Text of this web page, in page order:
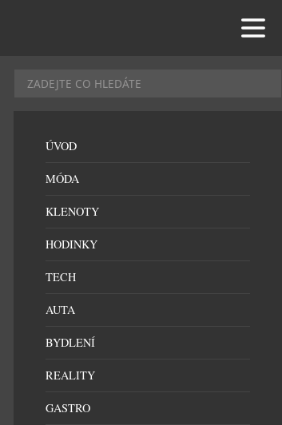
ÚVOD
MÓDA
KLENOTY
HODINKY
TECH
AUTA
BYDLENÍ
REALITY
GASTRO